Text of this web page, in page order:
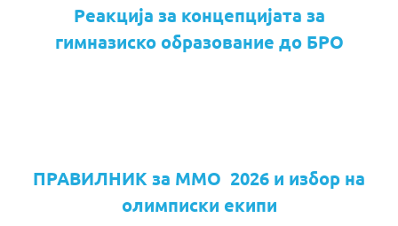
Реакција за концепцијата за
гимназиско образование до БРО
ПРАВИЛНИК за ММО 2026 и избор на
олимписки екипи